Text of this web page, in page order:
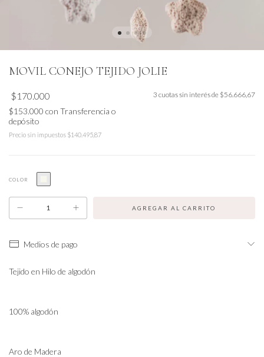
MOVIL CONEJO TEJIDO JOLIE
$170.000
$153.000 con Transferencia o
depósito
Precio sin impuestos $140.495,87
3 cuotas sin interés de $56.666,67
COLOR
Medios de pago
Tejido en Hilo de algodón
100% algodón
Aro de Madera